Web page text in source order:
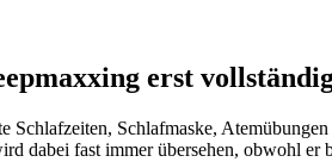
erst
Schlafmaske,
dabei fast immer übersehen, obwohl er